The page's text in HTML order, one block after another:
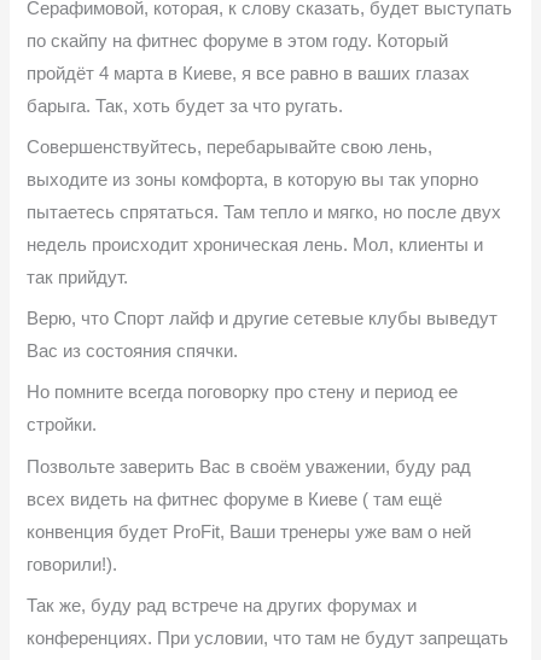
Серафимовой, которая, к слову сказать, будет выступать
по скайпу на фитнес форуме в этом году. Который
пройдёт 4 марта в Киеве, я все равно в ваших глазах
барыга. Так, хоть будет за что ругать.
Совершенствуйтесь, перебарывайте свою лень,
выходите из зоны комфорта, в которую вы так упорно
пытаетесь спрятаться. Там тепло и мягко, но после двух
недель происходит хроническая лень. Мол, клиенты и
так прийдут.
Верю, что Спорт лайф и другие сетевые клубы выведут
Вас из состояния спячки.
Но помните всегда поговорку про стену и период ее
стройки.
Позвольте заверить Вас в своём уважении, буду рад
всех видеть на фитнес форуме в Киеве ( там ещё
конвенция будет ProFit, Ваши тренеры уже вам о ней
говорили!).
Так же, буду рад встрече на других форумах и
конференциях. При условии, что там не будут запрещать